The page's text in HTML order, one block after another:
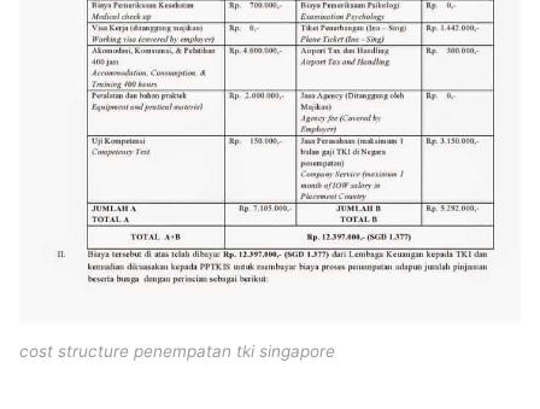
cost structure penempatan tki singapore